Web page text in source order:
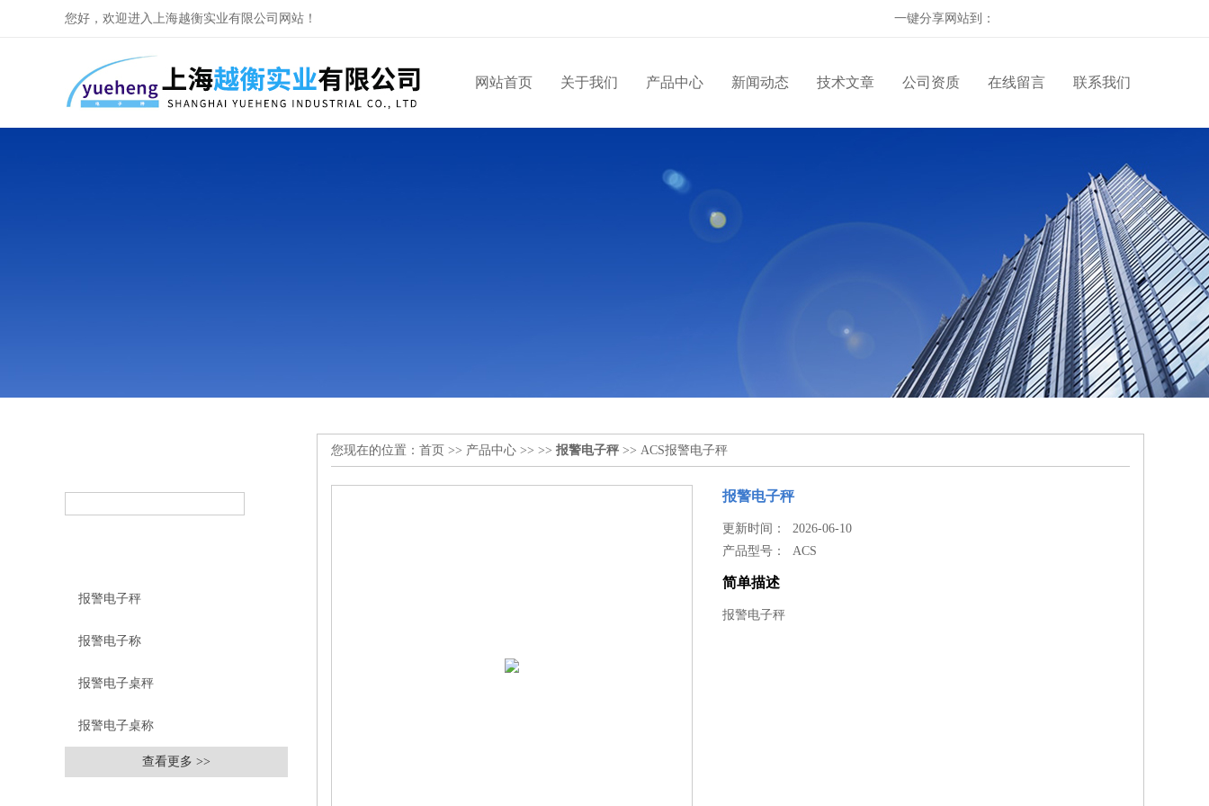
您好，欢迎进入上海越衡实业有限公司网站！ 一键分享网站到：
网站首页 关于我们 产品中心 新闻动态 技术文章 公司资质 在线留言 联系我们
报警电子秤
报警电子称
报警电子桌秤
报警电子桌称
查看更多 >>
您现在的位置： 首页 >> 产品中心 >> >> 报警电子秤 >> ACS报警电子秤
报警电子秤
更新时间： 2026-06-10
产品型号：ACS
简单描述
报警电子秤